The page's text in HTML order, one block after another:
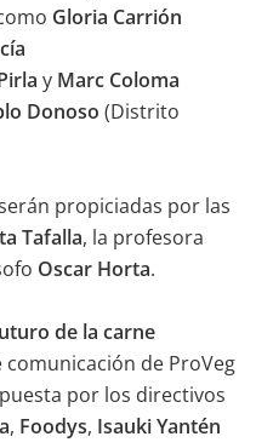
Gloria Carrión
y Marc Coloma
Donoso (Distrito
propiciadas por las
Tafalla, la profesora
Oscar Horta.
de la carne
de ProVeg
por los directivos
, Foodys, Isauki Yantén